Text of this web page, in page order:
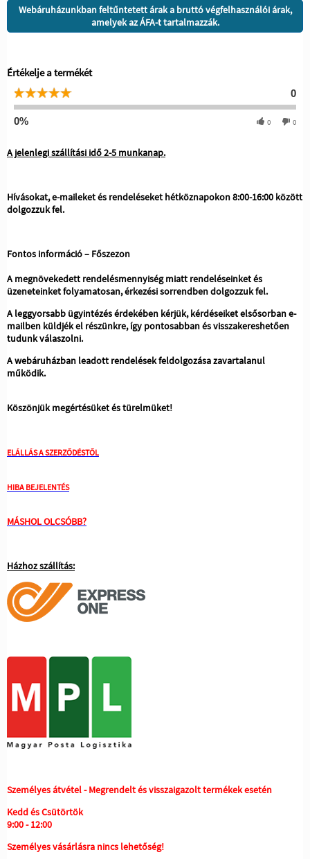
Webáruházunkban feltűntetett árak a bruttó végfelhasználói árak,
amelyek az ÁFA-t tartalmazzák.
Értékelje a termékét
0
0% 0 0
A jelenlegi szállítási idő 2-5 munkanap.
Hívásokat, e-maileket és rendeléseket hétköznapokon 8:00-16:00 között
dolgozzuk fel.
Fontos információ – Főszezon
A megnövekedett rendelésmennyiség miatt rendeléseinket és
üzeneteinket folyamatosan, érkezési sorrendben dolgozzuk fel.
A leggyorsabb ügyintézés érdekében kérjük, kérdéseiket elsősorban e-
mailben küldjék el részünkre, így pontosabban és visszakereshetően
tudunk válaszolni.
A webáruházban leadott rendelések feldolgozása zavartalanul
működik.
Köszönjük megértésüket és türelmüket!
ELÁLLÁS A SZERZŐDÉSTŐL
HIBA BEJELENTÉS
MÁSHOL OLCSÓBB?
Házhoz szállítás:
Személyes átvétel - Megrendelt és visszaigazolt termékek esetén
Kedd és Csütörtök
9:00 - 12:00
Személyes vásárlásra nincs lehetőség!